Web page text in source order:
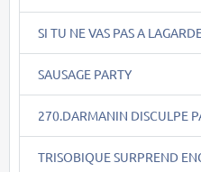
SI TU NE VAS PAS A
SAUSAGE PARTY
270.DARMANIN DISCULPE
TRISOBIQUE SURPREND